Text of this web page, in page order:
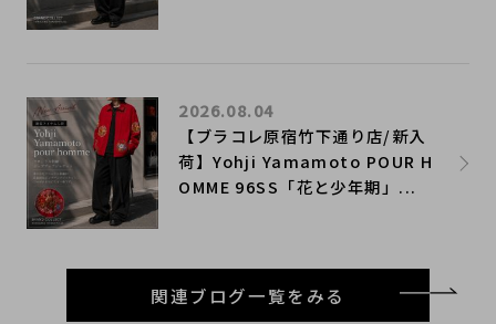
【ブラコレ原宿竹下通り店/新入
荷】Yohji Yamamoto POUR H
OMME 96SS「花と少年期」...
2026.08.04
関連ブログ一覧をみる